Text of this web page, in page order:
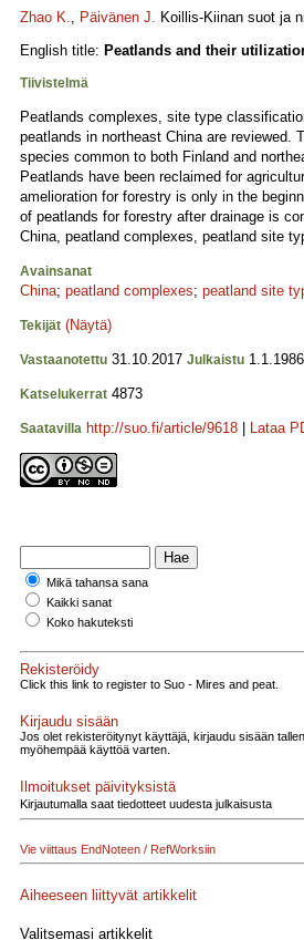
Zhao K., Päivänen J. Koillis-Kiinan suot ja
English title: Peatlands and their
Tiivistelmä
Peatlands complexes, site type
peatlands in northeast China are reviewed.
species common to both Finland and
Peatlands have been reclaimed for
amelioration for forestry is only in the
of peatlands for forestry after drainage is
China, peatland complexes, peatland site
Avainsanat
China; peatland complexes; peatland site
Tekijät (Näytä)
Vastaanotettu 31.10.2017 Julkaistu 1.1.1986
Katselukerrat 4873
Saatavilla http://suo.fi/article/9618 Lataa
Mikä tahansa sana
Kaikki sanat
Koko hakuteksti
Rekisteröidy
Click this link to register to Suo - Mires and peat.
Kirjaudu sisään
Jos olet rekisteröitynyt käyttäjä, kirjaudu sisään
myöhempää käyttöä varten.
Ilmoitukset päivityksistä
Kirjautumalla saat tiedotteet uudesta julkaisusta
Vie viittaus EndNoteen / RefWorksiin
Aiheeseen liittyvät artikkelit
Valitsemasi artikkelit